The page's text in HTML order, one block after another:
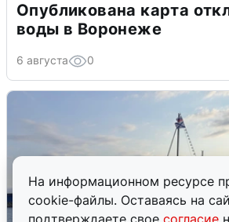
На информационном ресурсе
cookie-файлы. Оставаясь на
подтверждаете свое согласие
Опубликована карта
воды в Воронеже
6 августа 0